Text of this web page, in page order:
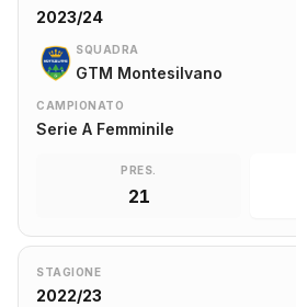
2023/24
SQUADRA
GTM Montesilvano
CAMPIONATO
Serie A Femminile
PRES.
21
STAGIONE
2022/23